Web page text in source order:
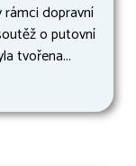
dopravní
o putovní
tvořena...